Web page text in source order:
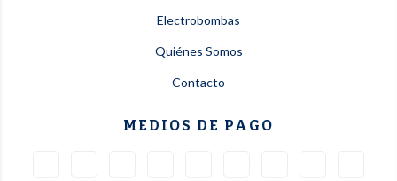
Electrobombas
Quiénes Somos
Contacto
MEDIOS DE PAGO